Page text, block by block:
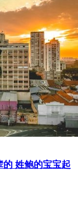
姓鲍的宝宝起